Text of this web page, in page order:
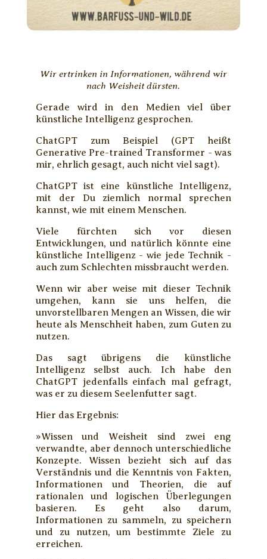
Wir ertrinken in Informationen, während wir
nach Weisheit dürsten.
Gerade wird in den Medien viel über
künstliche Intelligenz gesprochen.
ChatGPT zum Beispiel (GPT heißt
Generative Pre-trained Transformer - was
mir, ehrlich gesagt, auch nicht viel sagt).
ChatGPT ist eine künstliche Intelligenz,
mit der Du ziemlich normal sprechen
kannst, wie mit einem Menschen.
Viele fürchten sich vor diesen
Entwicklungen, und natürlich könnte eine
künstliche Intelligenz - wie jede Technik -
auch zum Schlechten missbraucht werden.
Wenn wir aber weise mit dieser Technik
umgehen, kann sie uns helfen, die
unvorstellbaren Mengen an Wissen, die wir
heute als Menschheit haben, zum Guten zu
nutzen.
Das sagt übrigens die künstliche
Intelligenz selbst auch. Ich habe den
ChatGPT jedenfalls einfach mal gefragt,
was er zu diesem Seelenfutter sagt.
Hier das Ergebnis:
»Wissen und Weisheit sind zwei eng
verwandte, aber dennoch unterschiedliche
Konzepte. Wissen bezieht sich auf das
Verständnis und die Kenntnis von Fakten,
Informationen und Theorien, die auf
rationalen und logischen Überlegungen
basieren. Es geht also darum,
Informationen zu sammeln, zu speichern
und zu nutzen, um bestimmte Ziele zu
erreichen.